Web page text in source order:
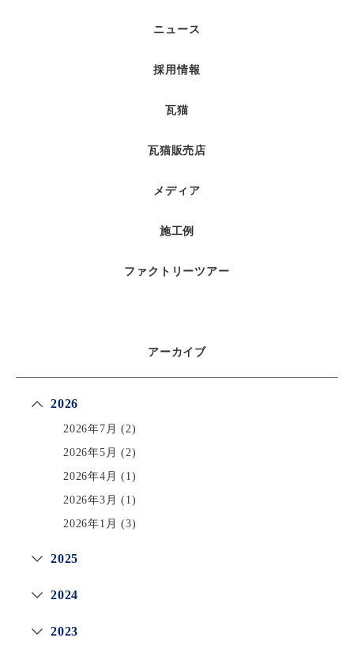
ニュース
採用情報
瓦猫
瓦猫販売店
メディア
施工例
ファクトリーツアー
アーカイブ
2026
2026年7月 (2)
2026年5月 (2)
2026年4月 (1)
2026年3月 (1)
2026年1月 (3)
2025
2024
2023